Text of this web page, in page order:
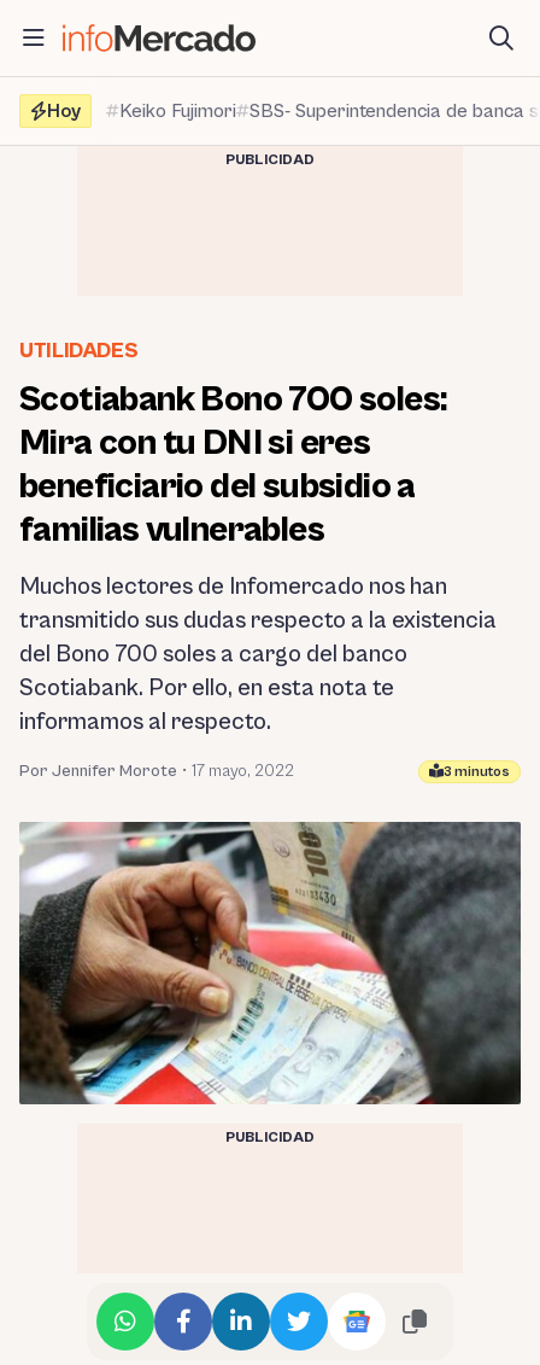
contenido
Hoy
Keiko Fujimori SBS- Superintendencia de banca
PUBLICIDAD
UTILIDADES
Scotiabank Bono 700 soles:
Mira con tu DNI si eres
beneficiario del subsidio a
familias vulnerables
Muchos lectores de Infomercado nos han
transmitido sus dudas respecto a la existencia
del Bono 700 soles a cargo del banco
Scotiabank. Por ello, en esta nota te
informamos al respecto.
Por Jennifer Morote • 17 mayo, 2022 3 minutos
PUBLICIDAD